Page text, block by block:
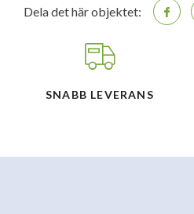
-Dela det här objektet:
SNABB LEVERANS